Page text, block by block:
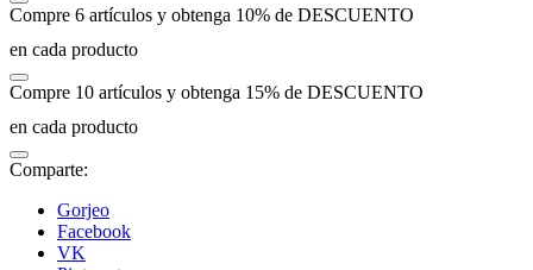
panel
panel
panel
panel
Compre 6 artículos y obtenga 10% de DESCUENTO
en cada producto
Compre 10 artículos y obtenga 15% de DESCUENTO
en cada producto
Comparte:
Gorjeo
Facebook
VK